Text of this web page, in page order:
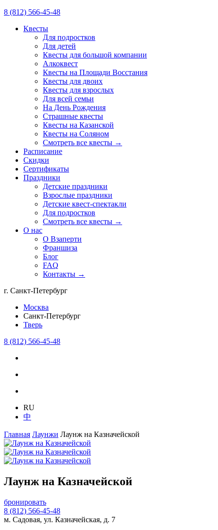
8 (812) 566-45-48
Квесты
Для подростков
Для детей
Квесты для большой компании
Алкоквест
Квесты на Площади Восстания
Квесты для двоих
Квесты для взрослых
Для всей семьи
На День Рождения
Страшные квесты
Квесты на Казанской
Квесты на Соляном
Смотреть все квесты →
Расписание
Скидки
Сертификаты
Праздники
Детские праздники
Взрослые праздники
Детские квест-спектакли
Для подростков
Смотреть все квесты →
О нас
О Взаперти
Франшиза
Блог
FAQ
Контакты →
г. Санкт-Петербург
Москва
Санкт-Петербург
Тверь
8 (812) 566-45-48
RU
中
Главная Лаунжи Лаунж на Казначейской
Лаунж на Казначейской
бронировать
8 (812) 566-45-48
м. Садовая, ул. Казначейская, д. 7